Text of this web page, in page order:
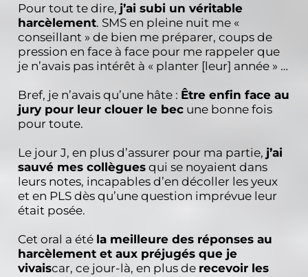
Pour tout te dire, j’ai subi un véritable
harcèlement. SMS en pleine nuit me «
conseillant » de bien me préparer, coups de
pression en face à face pour me rappeler que
je n’avais pas intérêt à « planter [leur] année » …
Bref, je n’avais qu’une hâte : Être enfin face au
jury pour leur clouer le bec une bonne fois
pour toute.
Le jour J, en plus d’assurer pour ma partie, j’ai
sauvé mes collègues qui se noyaient dans
leurs notes, incapables d’en décoller les yeux
et en PLS dès qu’une question imprévue leur
était posée.
Cet oral a été la meilleure des réponses au
harcèlement et aux préjugés que je
vivaiscar, ce jour-là, en plus de recevoir les